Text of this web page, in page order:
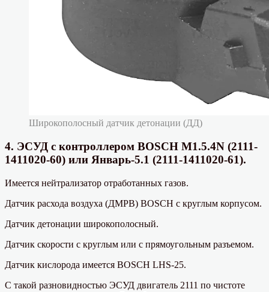
Широкополосный датчик детонации (ДД)
4. ЭСУД с контроллером BOSCH M1.5.4N (2111-
1411020-60) или Январь-5.1 (2111-1411020-61).
Имеется нейтрализатор отработанных газов.
Датчик расхода воздуха (ДМРВ) BOSCH с круглым корпусом.
Датчик детонации широкополосный.
Датчик скорости с круглым или с прямоугольным разъемом.
Датчик кислорода имеется BOSCH LHS-25.
С такой разновидностью ЭСУД двигатель 2111 по чистоте